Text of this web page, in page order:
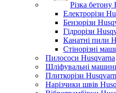
Різка бетону
Електрорізи
Бензорізи
Гідрорізи
Канатні пили
Стінорізні
Пилососи Husqvarna
Шліфувальні
Плиткорізи
Нарізчики швів